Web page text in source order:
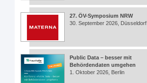
27. ÖV-Symposium NRW
30. September 2026, Düsseldorf
Public Data – besser mit
Behördendaten umgehen
1. Oktober 2026, Berlin